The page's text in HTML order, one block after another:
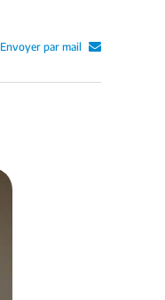
Envoyer par mail